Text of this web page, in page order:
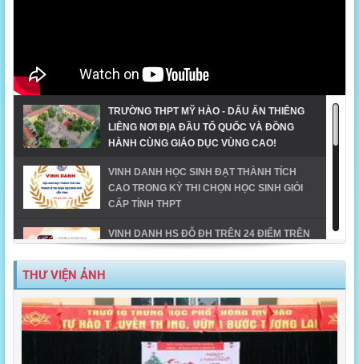
TRƯỜNG THPT MỸ HÀO - DẤU ẤN THIÊNG
LIÊNG NƠI ĐỊA ĐẦU TỔ QUỐC VÀ ĐỒNG
HÀNH CÙNG GIÁO DỤC VÙNG CAO!
VINH DANH HỌC SINH ĐẠT THÀNH TÍCH
CAO TRONG KỲ THI CHỌN HỌC SINH GIỎI
CẤP TỈNH THPT
VINH DANH HS ĐỖ ĐH TRÊN 24 ĐIỂM TRÊN
ĐỊA BÀN TX MỸ HÀO-NĂM 2023
MỸ HÀO VINH DANH HỌC SINH GIỎI CẤP
TỈNH NĂM HỌC 2023-2024
TIẾT MỤC ĐOẠT GIẢI NHẤT DÂN VŨ CÔNG
THƯ VIỆN ẢNH